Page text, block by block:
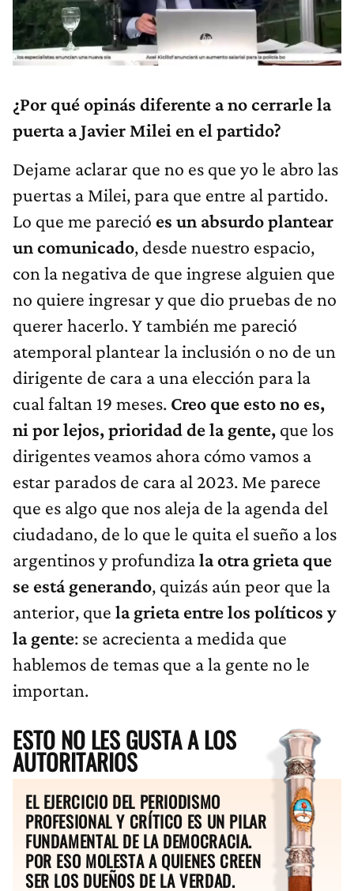
¿Por qué opinás diferente a no cerrarle la
puerta a Javier Milei en el partido?
Dejame aclarar que no es que yo le abro las
puertas a Milei, para que entre al partido.
Lo que me pareció es un absurdo plantear
un comunicado, desde nuestro espacio,
con la negativa de que ingrese alguien que
no quiere ingresar y que dio pruebas de no
querer hacerlo. Y también me pareció
atemporal plantear la inclusión o no de un
dirigente de cara a una elección para la
cual faltan 19 meses. Creo que esto no es,
ni por lejos, prioridad de la gente, que los
dirigentes veamos ahora cómo vamos a
estar parados de cara al 2023. Me parece
que es algo que nos aleja de la agenda del
ciudadano, de lo que le quita el sueño a los
argentinos y profundizala otra grieta que
se está generando, quizás aún peor que la
anterior, que la grieta entre los políticos y
la gente: se acrecienta a medida que
hablemos de temas que a la gente no le
importan.
ESTO NO LES GUSTA A LOS
AUTORITARIOS
EL EJERCICIO DEL PERIODISMO
PROFESIONAL Y CRÍTICO ES UN PILAR
FUNDAMENTAL DE LA DEMOCRACIA.
POR ESO MOLESTA A QUIENES CREEN
SER LOS DUEÑOS DE LA VERDAD.